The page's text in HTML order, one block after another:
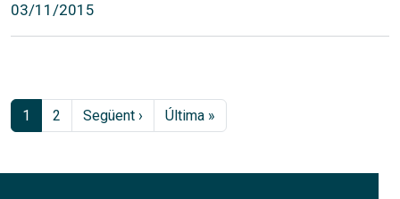
03/11/2015
Paginació
1 2 Següent › Pàgina següent
Última »